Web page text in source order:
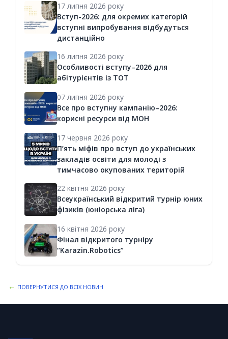
17 липня 2026 року
Вступ-2026: для окремих категорій
вступні випробування відбудуться
дистанційно
16 липня 2026 року
Особливості вступу–2026 для
абітурієнтів із ТОТ
07 липня 2026 року
Все про вступну кампанію–2026:
корисні ресурси від МОН
17 червня 2026 року
П’ять міфів про вступ до українських
закладів освіти для молоді з
тимчасово окупованих територій
22 квітня 2026 року
Всеукраїнський відкритий турнір юних
фізиків (юніорська ліга)
16 квітня 2026 року
Фінал відкритого турніру
“Karazin.Robotics”
← ПОВЕРНУТИСЯ ДО ВСІХ НОВИН